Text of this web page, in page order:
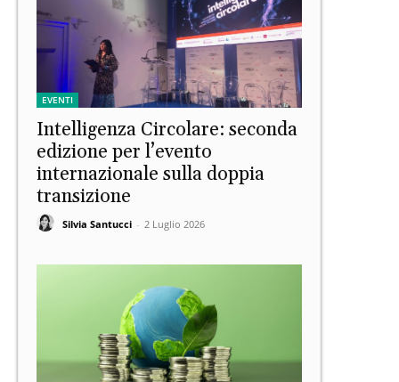
EVENTI
Intelligenza Circolare: seconda
edizione per l’evento
internazionale sulla doppia
transizione
Silvia Santucci - 2 Luglio 2026